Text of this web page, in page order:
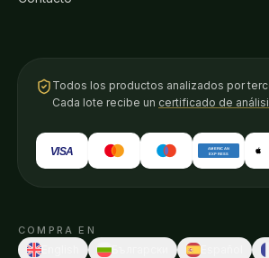
Todos los productos analizados por
Cada lote recibe un certificado de
VISA AMERICAN
EXPRESS
COMPRA EN